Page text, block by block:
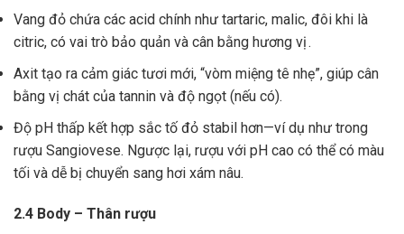
Vang đỏ chứa các acid chính như tartaric, malic, đôi khi là
citric, có vai trò bảo quản và cân bằng hương vị .
Axit tạo ra cảm giác tươi mới, “vòm miệng tê nhẹ”, giúp cân
bằng vị chát của tannin và độ ngọt (nếu có).
Độ pH thấp kết hợp sắc tố đỏ stabil hơn—ví dụ như trong
rượu Sangiovese. Ngược lại, rượu với pH cao có thể có màu
tối và dễ bị chuyển sang hơi xám nâu.
2.4 Body – Thân rượu